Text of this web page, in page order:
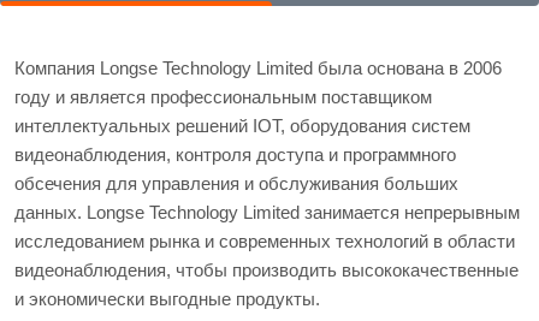
Компания Longse Technology Limited была основана в 2006
году и является профессиональным поставщиком
интеллектуальных решений IOT, оборудования систем
видеонаблюдения, контроля доступа и программного
обсечения для управления и обслуживания больших
данных. Longse Technology Limited занимается непрерывным
исследованием рынка и современных технологий в области
видеонаблюдения, чтобы производить высококачественные
и экономически выгодные продукты.